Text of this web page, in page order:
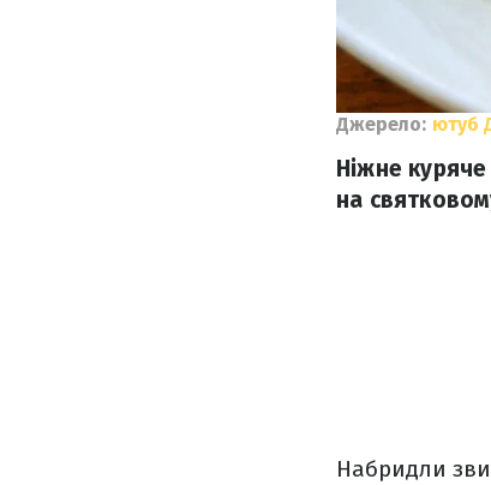
Джерело: ютуб
Ніжне
на
Набридли